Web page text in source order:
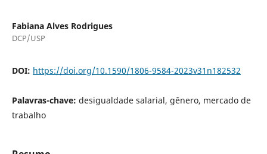
Fabiana Alves Rodrigues
DCP/USP
DOI: https://doi.org/10.1590/1806-9584-2023v31n182532
Palavras-chave: desigualdade salarial, gênero, mercado de
trabalho